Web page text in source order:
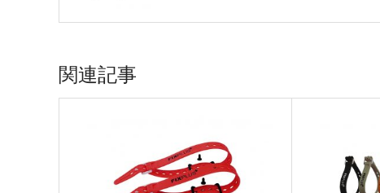
関連記事